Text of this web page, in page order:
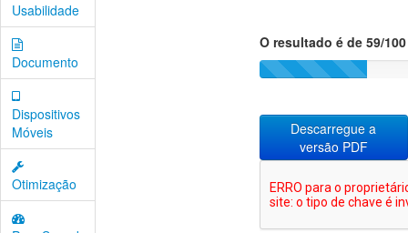
Usabilidade
Documento
Dispositivos
Móveis
Otimização
O resultado é de 59/100
Descarregue a
versão PDF